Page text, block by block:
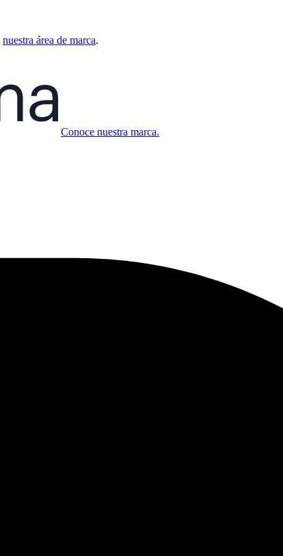
nuestra área de marca.
Conoce nuestra marca.